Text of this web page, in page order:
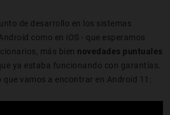
de desarrollo en los sistemas
como en iOS - que esperamos
más bien novedades puntuales
ya estaba funcionando con garantías.
que vamos a encontrar en Android 11: